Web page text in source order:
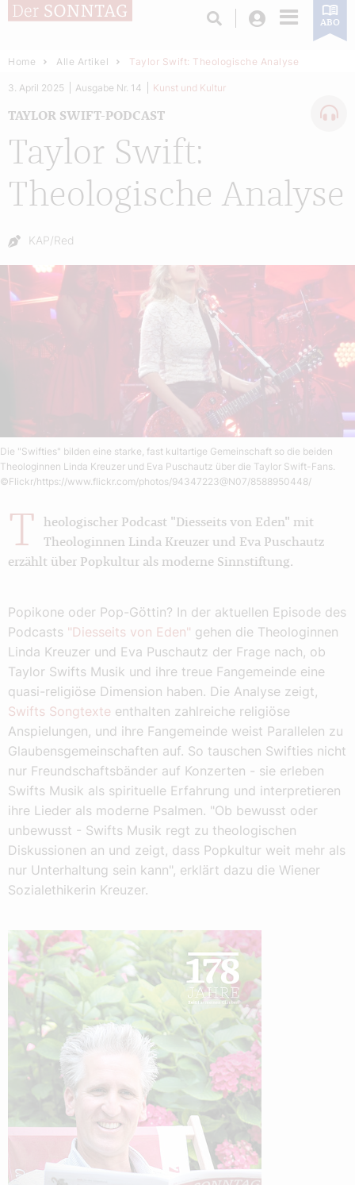
Login ABO
Home Alle Artikel Taylor Swift: Theologische Analyse
Taylor Swift:
Theologische Analyse
TAYLOR SWIFT-PODCAST
3. April 2025 Ausgabe Nr. 14 Kunst und Kultur
Autor:
KAP/Red
Die "Swifties" bilden eine starke, fast kultartige Gemeinschaft so die beiden
Theologinnen Linda Kreuzer und Eva Puschautz über die Taylor Swift-Fans.
©Flickr/https://www.flickr.com/photos/94347223@N07/8588950448/
T
heologischer Podcast "Diesseits von Eden" mit
Theologinnen Linda Kreuzer und Eva Puschautz
erzählt über Popkultur als moderne Sinnstiftung.
Popikone oder Pop-Göttin? In der aktuellen Episode des
Podcasts "Diesseits von Eden" gehen die Theologinnen
Linda Kreuzer und Eva Puschautz der Frage nach, ob
Taylor Swifts Musik und ihre treue Fangemeinde eine
quasi-religiöse Dimension haben. Die Analyse zeigt,
Swifts Songtexte enthalten zahlreiche religiöse
Anspielungen, und ihre Fangemeinde weist Parallelen zu
Glaubensgemeinschaften auf. So tauschen Swifties nicht
nur Freundschaftsbänder auf Konzerten - sie erleben
Swifts Musik als spirituelle Erfahrung und interpretieren
ihre Lieder als moderne Psalmen. "Ob bewusst oder
unbewusst - Swifts Musik regt zu theologischen
Diskussionen an und zeigt, dass Popkultur weit mehr als
nur Unterhaltung sein kann", erklärt dazu die Wiener
Sozialethikerin Kreuzer.